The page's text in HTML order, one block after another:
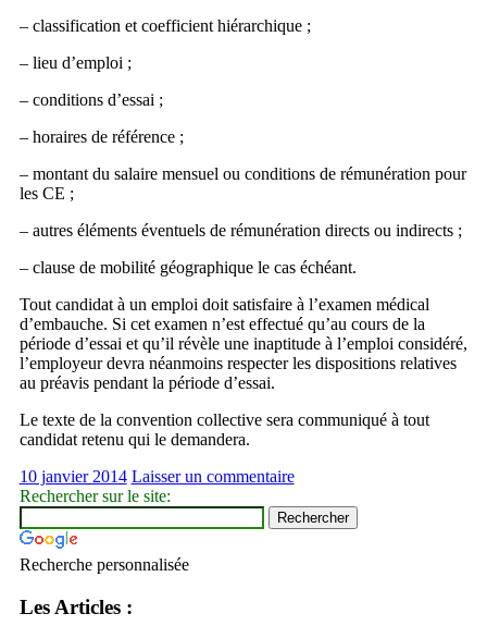
– classification et coefficient hiérarchique ;
– lieu d’emploi ;
– conditions d’essai ;
– horaires de référence ;
– montant du salaire mensuel ou conditions de rémunération pour
les CE ;
– autres éléments éventuels de rémunération directs ou indirects ;
– clause de mobilité géographique le cas échéant.
Tout candidat à un emploi doit satisfaire à l’examen médical
d’embauche. Si cet examen n’est effectué qu’au cours de la
période d’essai et qu’il révèle une inaptitude à l’emploi considéré,
l’employeur devra néanmoins respecter les dispositions relatives
au préavis pendant la période d’essai.
Le texte de la convention collective sera communiqué à tout
candidat retenu qui le demandera.
10 janvier 2014 Laisser un commentaire
Rechercher sur le site:
Recherche personnalisée
Les Articles :